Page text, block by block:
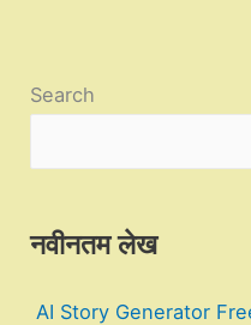
Search
नवीनतम लेख
AI Story Generator